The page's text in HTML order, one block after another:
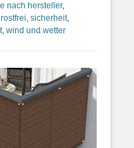
nach hersteller,
rostfrei, sicherheit,
, wind und wetter